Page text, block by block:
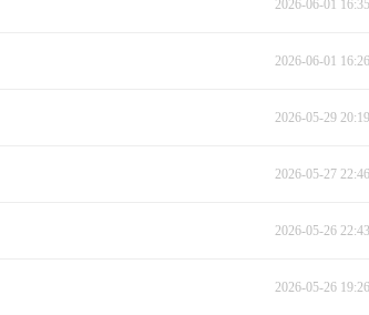
2026-06-01
2026-06-01
2026-05-29
2026-05-27
2026-05-26
2026-05-26